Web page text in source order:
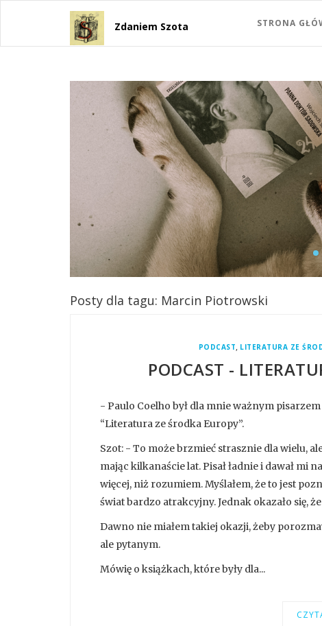
Zdaniem Szota STRONA
Posty dla tagu: Marcin Piotrowski
PODCAST, LITERATURA ZE
PODCAST -
- Paulo Coelho był dla mnie ważnym
“Literatura ze środka Europy”.
Szot: - To może brzmieć strasznie dla wielu,
mając kilkanaście lat. Pisał ładnie i dawał mi
więcej, niż rozumiem. Myślałem, że to jest
świat bardzo atrakcyjny. Jednak okazało się, że
Dawno nie miałem takiej okazji, żeby
ale pytanym.
Mówię o książkach, które były dla...